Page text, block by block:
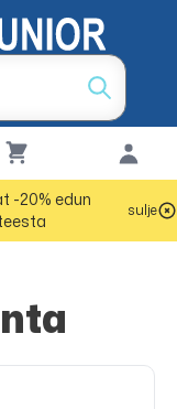
-20% edun
sulje